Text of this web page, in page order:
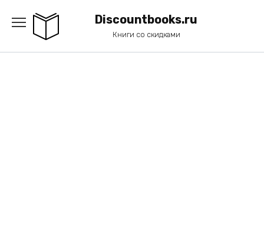
содержанию
Discountbooks.ru
Книги со скидками